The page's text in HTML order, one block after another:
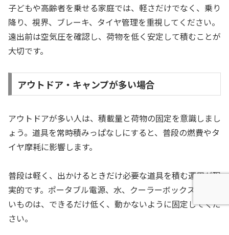
子どもや高齢者を乗せる家庭では、軽さだけでなく、乗り
降り、視界、ブレーキ、タイヤ管理を重視してください。
遠出前は空気圧を確認し、荷物を低く安定して積むことが
大切です。
アウトドア・キャンプが多い場合
アウトドアが多い人は、積載量と荷物の固定を意識しまし
ょう。道具を常時積みっぱなしにすると、普段の燃費やタ
イヤ摩耗に影響します。
普段は軽く、出かけるときだけ必要な道具を積む運用が現
実的です。ポータブル電源、水、クーラーボックスなど重
いものは、できるだけ低く、動かないように固定してくだ
さい。